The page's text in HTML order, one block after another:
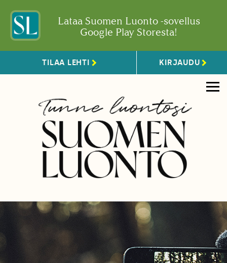
Lataa Suomen Luonto -sovellus
Google Play Storesta!
TILAA LEHTI KIRJAUDU